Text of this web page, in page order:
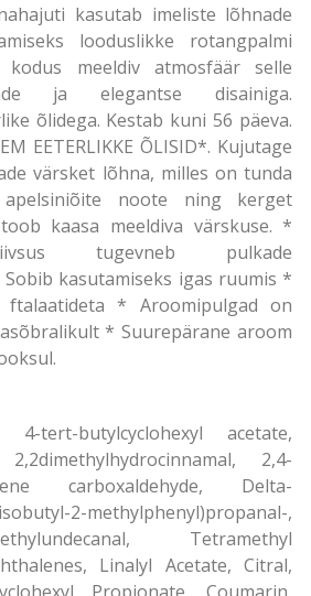
kasutab imeliste lõhnade
looduslikke rotangpalmi
meeldiv atmosfäär selle
ja elegantse disainiga.
õlidega. Kestab kuni 56 päeva.
EETERLIKKE ÕLISID*. Kujutage
värsket lõhna, milles on tunda
noote ning kerget
kaasa meeldiva värskuse. *
tugevneb pulkade
kasutamiseks igas ruumis *
ftalaatideta * Aroomipulgad on
* Suurepärane aroom
4-tert-butylcyclohexyl acetate,
2,4-
carboxaldehyde, Delta-
2-methylphenyl)propanal-,
Tetramethyl
Linalyl Acetate, Citral,